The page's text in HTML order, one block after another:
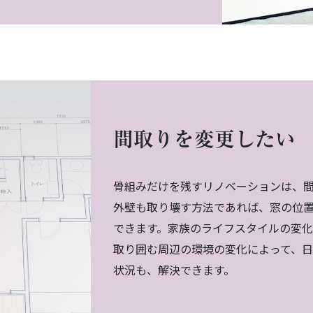
間取りを変更したい
骨組みだけを残すリノベーションは、
外壁も取り壊す方法であれば、窓の位
できます。家族のライフスタイルの変
取り囲む周辺の環境の変化によって、
状況も、解決できます。